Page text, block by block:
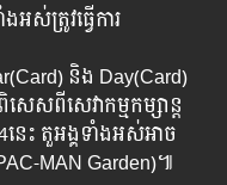
ងអស់ត្រូវធ្វើការ
និង Day(Card)
េសពីសេវាកម្មកម្សាន្ត
េះ តួអង្គទាំងអស់អាច
MAN Garden)៕